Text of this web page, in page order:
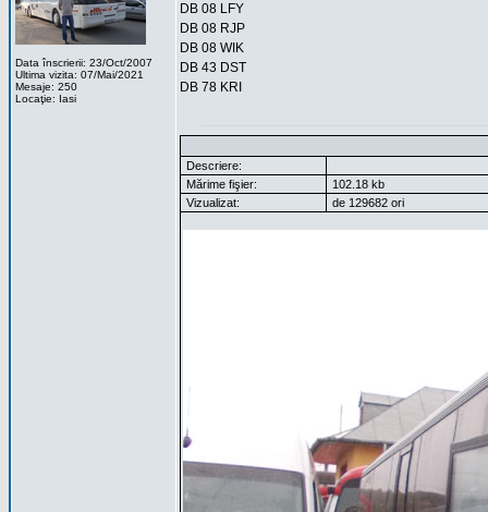
Data înscrierii: 23/Oct/2007
Ultima vizita: 07/Mai/2021
Mesaje: 250
Locaţie: Iasi
DB 08 LFY
DB 08 RJP
DB 08 WIK
DB 43 DST
DB 78 KRI
Descriere:
Mărime fişier:
102.18 kb
Vizualizat:
de 129682 ori